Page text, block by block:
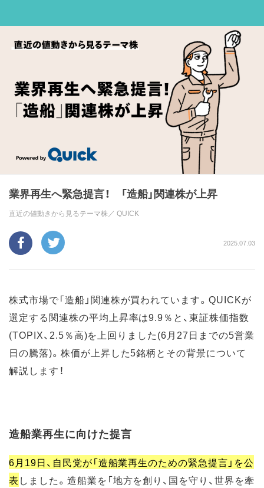
業界再生へ緊急提言！ 「造船」関連株が上昇
直近の値動きから見るテーマ株／ QUICK
2025.07.03
株式市場で「造船」関連株が買われています。QUICKが
選定する関連株の平均上昇率は9.9％と、東証株価指数
(TOPIX、2.5％高)を上回りました(6月27日までの5営業
日の騰落)。株価が上昇した5銘柄とその背景について
解説します！
造船業再生に向けた提言
6月19日、自民党が「造船業再生のための緊急提言」を公
表 しました。造船業を「地方を創り、国を守り、世界を牽